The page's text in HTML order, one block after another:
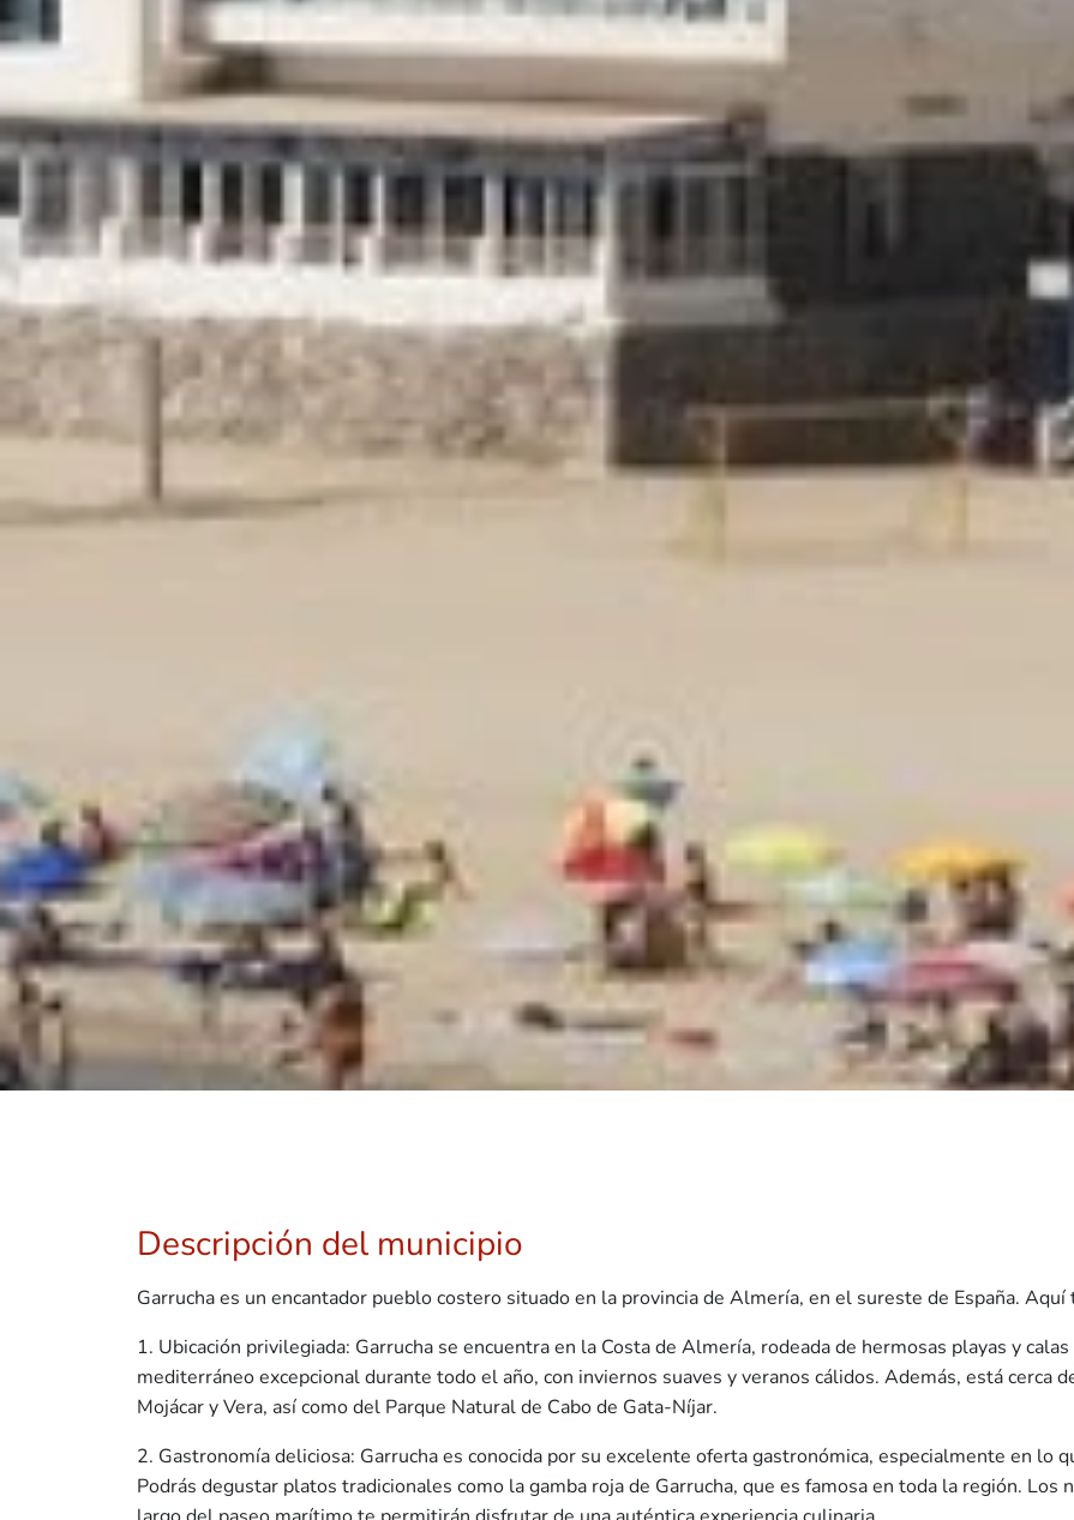
Descripción del municipio
Garrucha es un encantador pueblo costero situado en la provincia de Almería, en el sureste de España.
1. Ubicación privilegiada: Garrucha se encuentra en la Costa de Almería, rodeada de hermosas playas y
mediterráneo excepcional durante todo el año, con inviernos suaves y veranos cálidos. Además, está cerca
Mojácar y Vera, así como del Parque Natural de Cabo de Gata-Níjar.
2. Gastronomía deliciosa: Garrucha es conocida por su excelente oferta gastronómica, especialmente en lo
Podrás degustar platos tradicionales como la gamba roja de Garrucha, que es famosa en toda la región.